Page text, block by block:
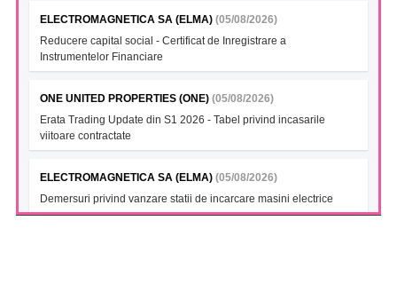
ELECTROMAGNETICA SA (ELMA) (05/08/2026)
Reducere capital social - Certificat de Inregistrare a
Instrumentelor Financiare
ONE UNITED PROPERTIES (ONE) (05/08/2026)
Erata Trading Update din S1 2026 - Tabel privind incasarile
viitoare contractate
ELECTROMAGNETICA SA (ELMA) (05/08/2026)
Demersuri privind vanzare statii de incarcare masini electrice